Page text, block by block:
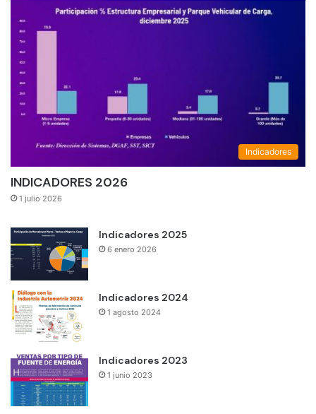
Indicadores
INDICADORES 2026
1 julio 2026
Indicadores 2025
6 enero 2026
Indicadores 2024
1 agosto 2024
Indicadores 2023
1 junio 2023